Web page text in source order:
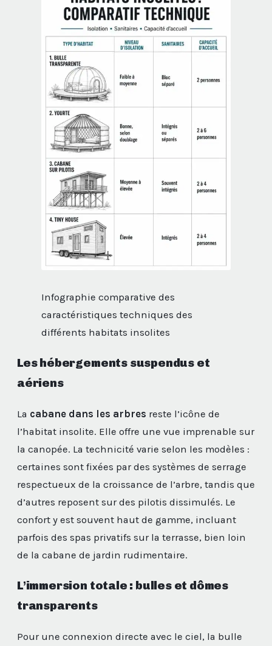
Infographie comparative des
caractéristiques techniques des
différents habitats insolites
Les hébergements suspendus et
aériens
La cabane dans les arbres reste l’icône de
l’habitat insolite. Elle offre une vue imprenable sur
la canopée. La technicité varie selon les modèles :
certaines sont fixées par des systèmes de serrage
respectueux de la croissance de l’arbre, tandis que
d’autres reposent sur des pilotis dissimulés. Le
confort y est souvent haut de gamme, incluant
parfois des spas privatifs sur la terrasse, bien loin
de la cabane de jardin rudimentaire.
L’immersion totale : bulles et dômes
transparents
Pour une connexion directe avec le ciel, la bulle